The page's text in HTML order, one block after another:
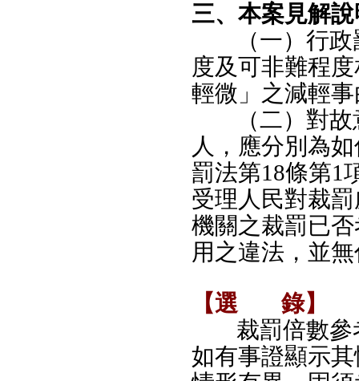
三、本案見解
（一）行
度及可非難程
輕微」之減輕
（二）對
人，應分別為
罰法第18條第1
受理人民對裁
機關之裁罰已
用之違法，並
【選
錄】
裁罰倍數
如有事證顯示